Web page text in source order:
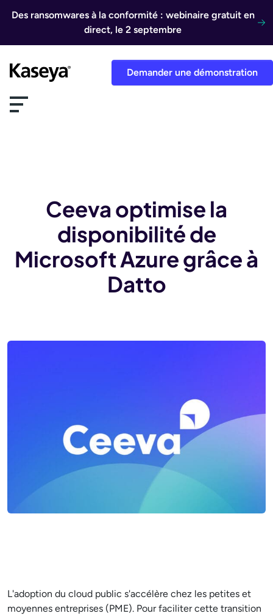
Des ransomwares à la conformité : webinaire gratuit en
direct, le 2 septembre
Demander une démonstration
Ceeva optimise la
disponibilité de
Microsoft Azure grâce à
Datto
L'adoption du cloud public s'accélère chez les petites et
moyennes entreprises (PME). Pour faciliter cette transition